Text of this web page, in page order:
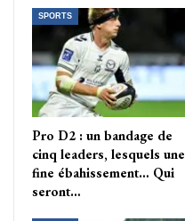
SPORTS
Pro D2 : un bandage de
cinq leaders, lesquels une
fine ébahissement… Qui
seront…